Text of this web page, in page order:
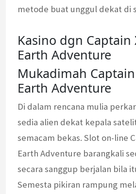
metode buat unggul dekat di
Kasino dgn Captain
Earth Adventure
Mukadimah
Earth Adventure
Di dalam rencana mulia
sedia alien dekat kepala
semacam bekas. Slot on-line
Earth Adventure barangkali
secara sanggup berjalan bila
Semesta pikiran rampung